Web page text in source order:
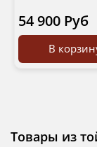
54 900 Руб
В
Товары из